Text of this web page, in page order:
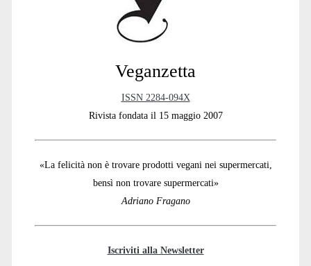
figuri”
Veganzetta
ISSN 2284-094X
Rivista fondata il 15 maggio 2007
«La felicità non è trovare prodotti vegani nei supermercati,
bensì non trovare supermercati»
Adriano Fragano
Iscriviti alla Newsletter